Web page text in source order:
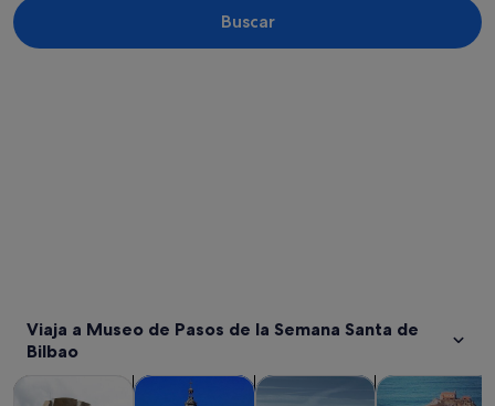
Buscar
Viaja a Museo de Pasos de la Semana Santa de
Bilbao
Visitas guiadas y excursiones de un día Se abre en una
Historia y culturaSe abre en una pestaña
Comidas, bebidas y vida
Visitas